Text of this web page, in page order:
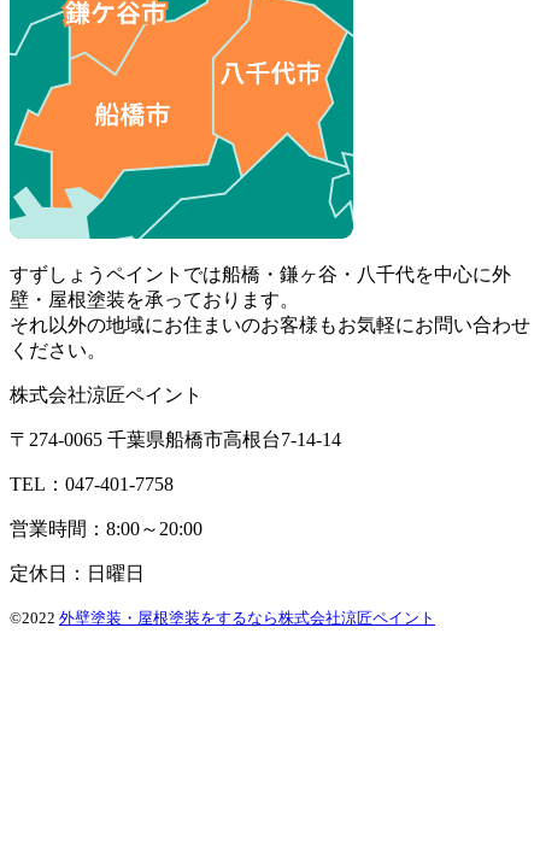
すずしょうペイントでは船橋・鎌ヶ谷・八千代を中心に外
壁・屋根塗装を承っております。
それ以外の地域にお住まいのお客様もお気軽にお問い合わせ
ください。
株式会社涼匠ペイント
〒274-0065 千葉県船橋市高根台7-14-14
TEL：047-401-7758
営業時間：8:00～20:00
定休日：日曜日
©2022 外壁塗装・屋根塗装をするなら株式会社涼匠ペイント